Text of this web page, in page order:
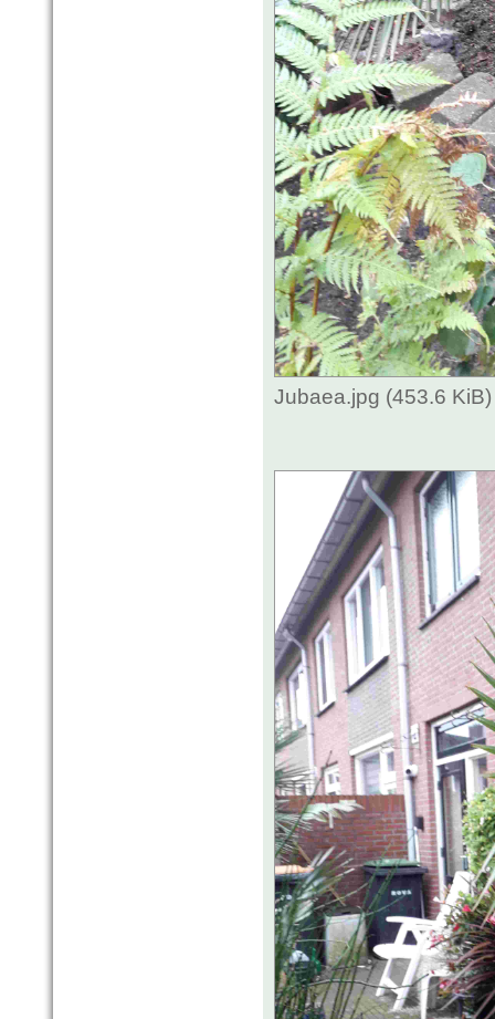
Jubaea.jpg (453.6